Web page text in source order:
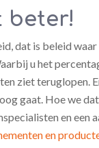
beter!
dat is beleid
u het
ziet teruglopen.
gaat. Hoe we
en een
en